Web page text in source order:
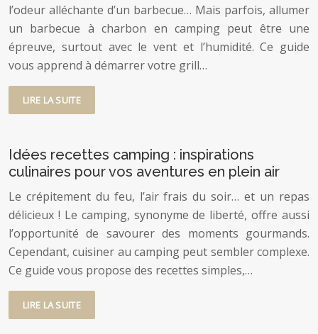
l’odeur alléchante d’un barbecue… Mais parfois, allumer
un barbecue à charbon en camping peut être une
épreuve, surtout avec le vent et l’humidité. Ce guide
vous apprend à démarrer votre grill…
LIRE LA SUITE
Idées recettes camping : inspirations
culinaires pour vos aventures en plein air
Le crépitement du feu, l’air frais du soir… et un repas
délicieux ! Le camping, synonyme de liberté, offre aussi
l’opportunité de savourer des moments gourmands.
Cependant, cuisiner au camping peut sembler complexe.
Ce guide vous propose des recettes simples,…
LIRE LA SUITE